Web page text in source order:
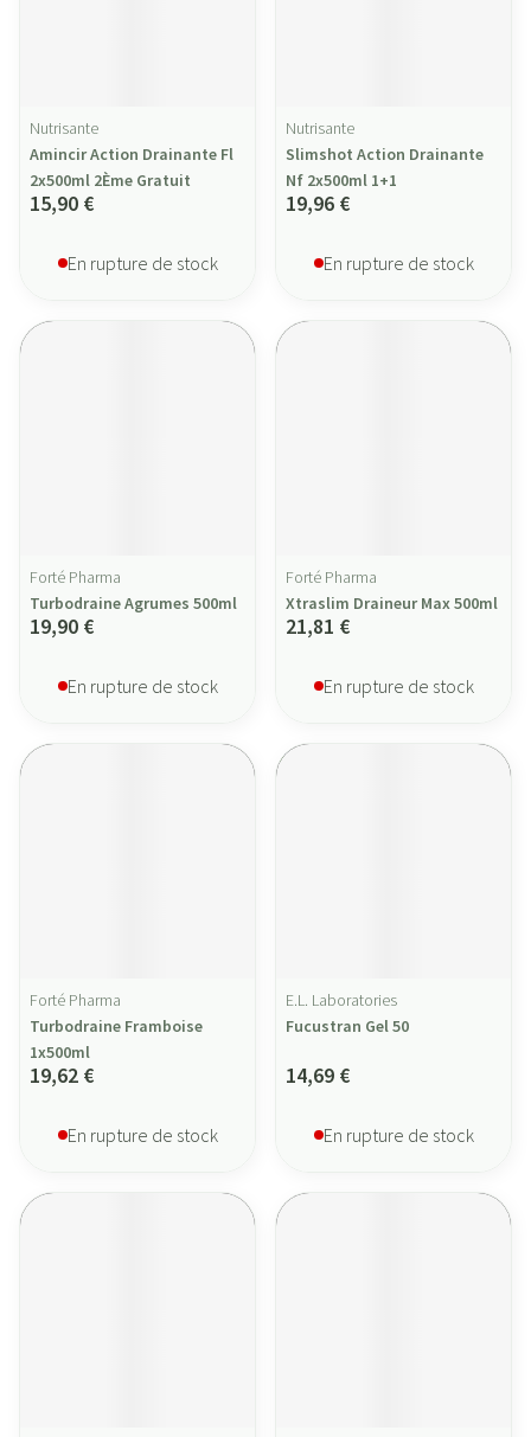
Nutrisante
Amincir Action Drainante Fl
2x500ml 2Ème Gratuit
15,90 €
En rupture de stock
Nutrisante
Slimshot Action Drainante
Nf 2x500ml 1+1
19,96 €
En rupture de stock
Forté Pharma
Turbodraine Agrumes 500ml
19,90 €
En rupture de stock
Forté Pharma
Xtraslim Draineur Max 500ml
21,81 €
En rupture de stock
Forté Pharma
Turbodraine Framboise
1x500ml
19,62 €
En rupture de stock
E.L. Laboratories
Fucustran Gel 50
14,69 €
En rupture de stock